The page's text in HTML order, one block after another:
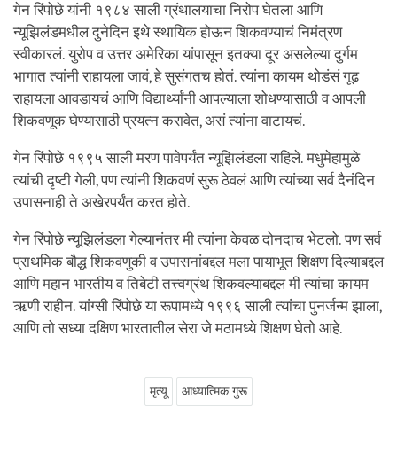
गेन रिंपोछे यांनी १९८४ साली ग्रंथालयाचा निरोप घेतला आणि
न्यूझिलंडमधील दुनेदिन इथे स्थायिक होऊन शिकवण्याचं निमंत्रण
स्वीकारलं. युरोप व उत्तर अमेरिका यांपासून इतक्या दूर असलेल्या दुर्गम
भागात त्यांनी राहायला जावं, हे सुसंगतच होतं. त्यांना कायम थोडंसं गूढ
राहायला आवडायचं आणि विद्यार्थ्यांनी आपल्याला शोधण्यासाठी व आपली
शिकवणूक घेण्यासाठी प्रयत्न करावेत, असं त्यांना वाटायचं.
गेन रिंपोछे १९९५ साली मरण पावेपर्यंत न्यूझिलंडला राहिले. मधुमेहामुळे
त्यांची दृष्टी गेली, पण त्यांनी शिकवणं सुरू ठेवलं आणि त्यांच्या सर्व दैनंदिन
उपासनाही ते अखेरपर्यंत करत होते.
गेन रिंपोछे न्यूझिलंडला गेल्यानंतर मी त्यांना केवळ दोनदाच भेटलो. पण सर्व
प्राथमिक बौद्ध शिकवणुकी व उपासनांबद्दल मला पायाभूत शिक्षण दिल्याबद्दल
आणि महान भारतीय व तिबेटी तत्त्वग्रंथ शिकवल्याबद्दल मी त्यांचा कायम
ऋणी राहीन. यांग्सी रिंपोछे या रूपामध्ये १९९६ साली त्यांचा पुनर्जन्म झाला,
आणि तो सध्या दक्षिण भारतातील सेरा जे मठामध्ये शिक्षण घेतो आहे.
मृत्यू आध्यात्मिक गुरू